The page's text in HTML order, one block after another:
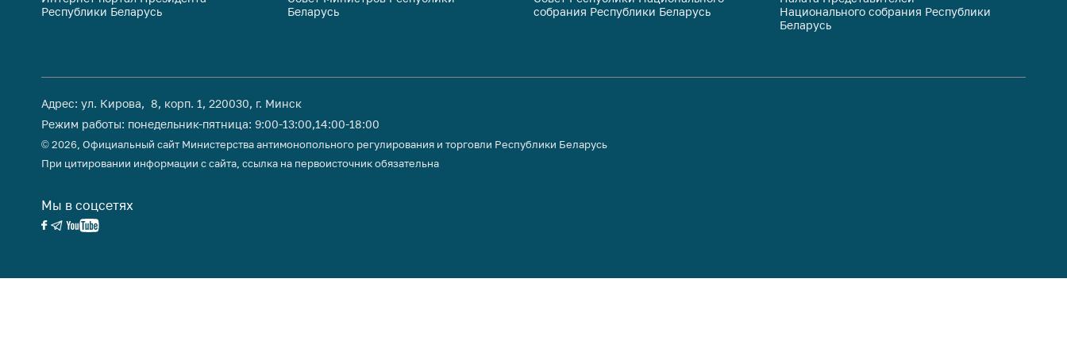
политики
Республики Беларусь
Беларусь
собрания Республики Беларусь
Национального собрания Республики
Беларусь
Адрес: ул. Кирова, 8, корп. 1, 220030, г. Минск
Режим работы: понедельник-пятница: 9:00-13:00,14:00-18:00
© 2026, Официальный сайт Министерства антимонопольного регулирования и торговли Республики Беларусь
При цитировании информации с сайта, ссылка на первоисточник обязательна
Мы в соцсетях